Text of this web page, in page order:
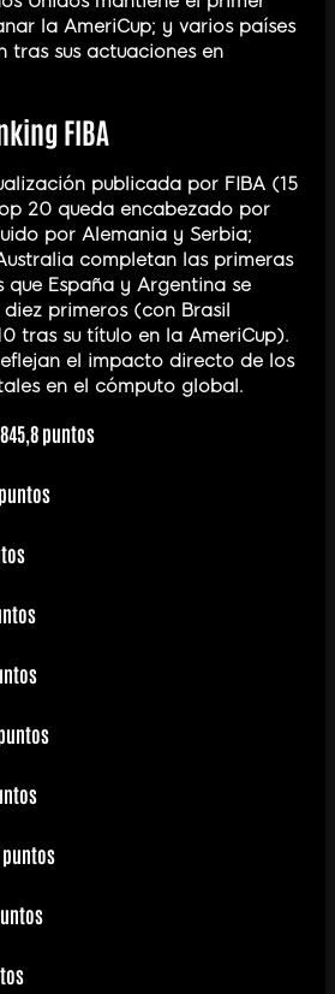
la AmeriCup; y varios países
tras sus actuaciones en
FIBA
publicada por FIBA (15
20 queda encabezado por
por Alemania y Serbia;
completan las primeras
que España y Argentina se
primeros (con Brasil
tras su título en la AmeriCup).
el impacto directo de los
en el cómputo global.
puntos